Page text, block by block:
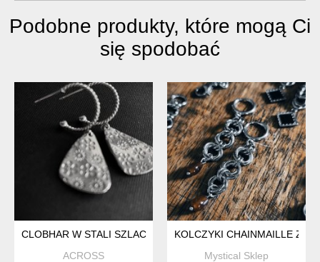
Podobne produkty, które mogą Ci
się spodobać
CLOBHAR W STALI SZLACHETNEJ
ACROSS
KOLCZYKI CHAINMAILLE Z
Mystical Sklep